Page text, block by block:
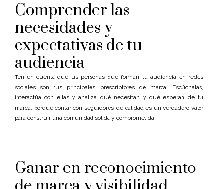
Comprender las
necesidades y
expectativas de tu
audiencia
Ten en cuenta que las personas que forman tu audiencia en redes
sociales son tus principales prescriptores de marca. Escúchalas,
interactúa con ellas y analiza qué necesitan y qué esperan de tu
marca, porque contar con seguidores de calidad es un verdadero valor
para construir una comunidad sólida y comprometida.
Ganar en reconocimiento